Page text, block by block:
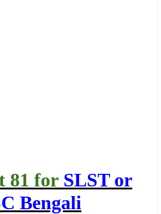
81 for SLST or
Bengali